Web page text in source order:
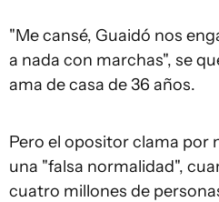
"Me cansé, Guaidó nos
a nada con marchas", se
ama de casa de 36 años.
Pero el opositor clama por
una "falsa normalidad",
cuatro millones de